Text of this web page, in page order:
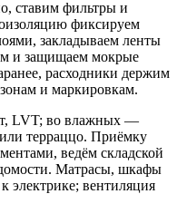
ставим фильтры и
фиксируем
закладываем ленты
и защищаем мокрые
расходники держим
и маркировкам.
LVT; во влажных —
терраццо. Приёмку
ведём складской
Матрасы, шкафы
электрике; вентиляция